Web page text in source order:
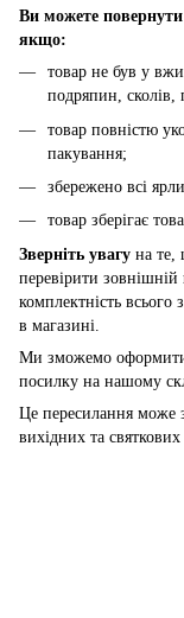
Ви можете повернути
якщо:
товар не був у
подряпин, сколів,
товар повністю
пакування;
збережено всі
товар зберігає
Зверніть увагу на те,
перевірити зовнішній
комплектність
в магазині.
Ми зможемо
посилку на нашому
Це пересилання може
вихідних та святкових